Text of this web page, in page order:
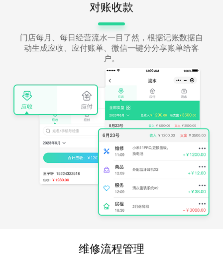
对账收款
门店每月、每日经营流水一目了然，根据记账数据自
动生成应收、应付账单、微信一键分分享账单给客
户。
维修流程管理